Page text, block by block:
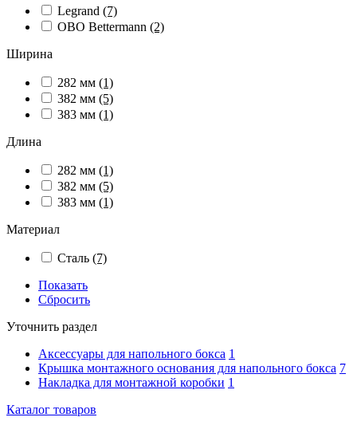
Legrand (7)
OBO Bettermann (2)
Ширина
282 мм (1)
382 мм (5)
383 мм (1)
Длина
282 мм (1)
382 мм (5)
383 мм (1)
Материал
Сталь (7)
Показать
Сбросить
Уточнить раздел
Аксессуары для напольного бокса 1
Крышка монтажного основания для напольного бокса 7
Накладка для монтажной коробки 1
Каталог товаров